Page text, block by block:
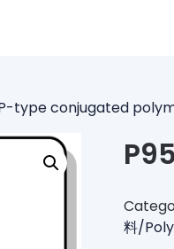
P-type conjugated
料/